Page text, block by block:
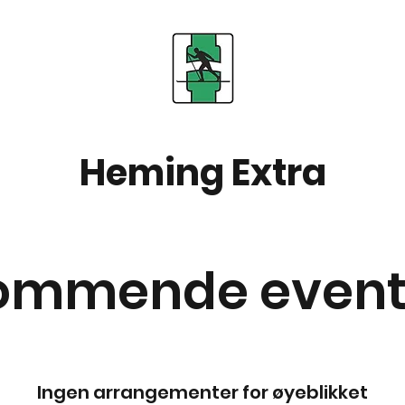
Heming Extra
Ingen arrangementer for øyeblikket